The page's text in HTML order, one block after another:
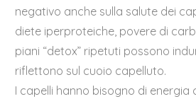
negativo anche sulla salute dei
diete iperproteiche, povere di
piani “detox” ripetuti possono
riflettono sul cuoio capelluto.
I capelli hanno bisogno di energia